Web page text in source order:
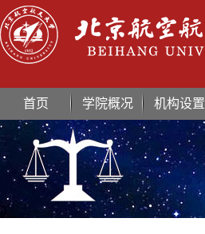
首页 学院概况 机构设置